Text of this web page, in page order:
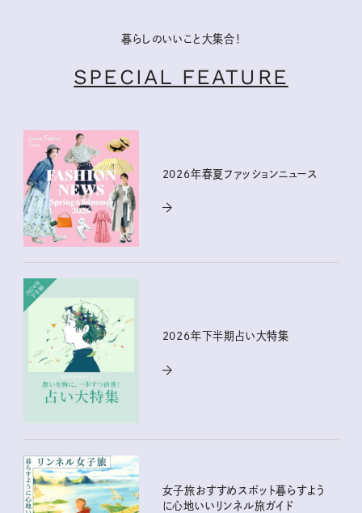
暮らしのいいこと大集合！
SPECIAL FEATURE
2026年春夏ファッションニュース
2026年下半期占い大特集
女子旅おすすめスポット暮らすよう
に心地いいリンネル旅ガイド